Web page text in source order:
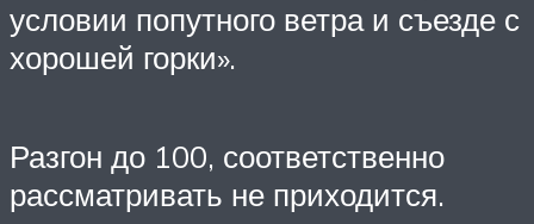
условии попутного ветра и съезде с
хорошей горки».
Разгон до 100, соответственно
рассматривать не приходится.